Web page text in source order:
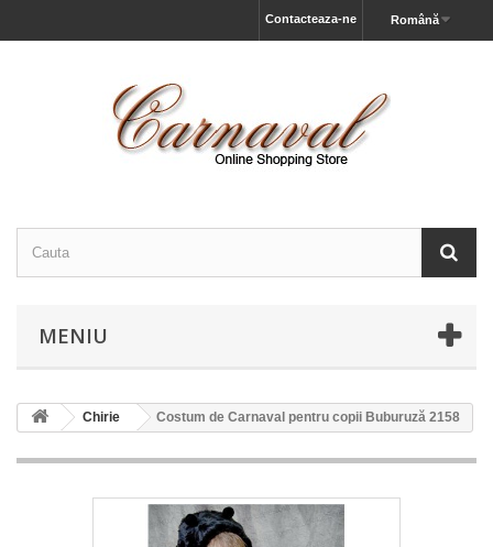
Română
Contacteaza-ne
MENIU
Chirie Costum de Carnaval pentru copii Buburuză 2158